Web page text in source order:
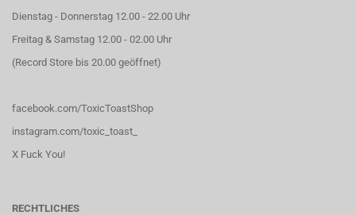
Dienstag - Donnerstag 12.00 - 22.00 Uhr
Freitag & Samstag 12.00 - 02.00 Uhr
(Record Store bis 20.00 geöffnet)
facebook.com/ToxicToastShop
instagram.com/toxic_toast_
X Fuck You!
RECHTLICHES